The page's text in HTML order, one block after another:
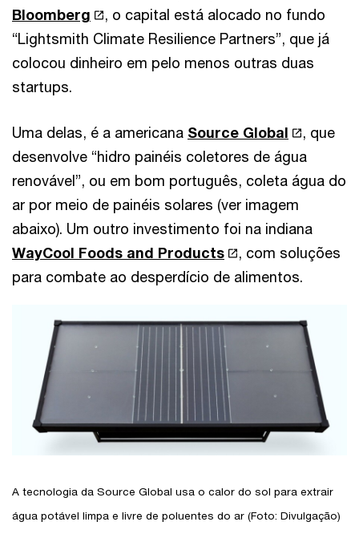
Bloomberg
, o capital está alocado no fundo
“Lightsmith Climate Resilience Partners”, que já
colocou dinheiro em pelo menos outras duas
startups.
Uma delas, é a americana Source Global
, que
desenvolve “hidro painéis coletores de água
renovável”, ou em bom português, coleta água do
ar por meio de painéis solares (ver imagem
abaixo). Um outro investimento foi na indiana
WayCool Foods and Products
, com soluções
para combate ao desperdício de alimentos.
A tecnologia da Source Global usa o calor do sol para extrair
água potável limpa e livre de poluentes do ar (Foto: Divulgação)